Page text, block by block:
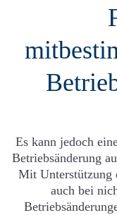
Es kann jedoch
Betriebsänderung
Mit Unterstützung
auch bei